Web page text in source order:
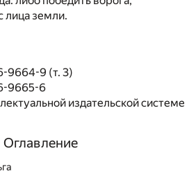
лица земли.
9664-9 (т. 3)
9665-6
издательской системе
Оглавление